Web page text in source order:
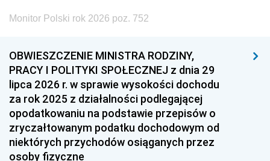
Monitor Polski rok 2026 poz. 752
OBWIESZCZENIE MINISTRA RODZINY,
PRACY I POLITYKI SPOŁECZNEJ z dnia 29
lipca 2026 r. w sprawie wysokości dochodu
za rok 2025 z działalności podlegającej
opodatkowaniu na podstawie przepisów o
zryczałtowanym podatku dochodowym od
niektórych przychodów osiąganych przez
osoby fizyczne